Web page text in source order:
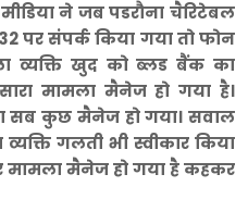
ने जब पडरौना चैरिटेबल
पर संपर्क किया गया तो फोन
व्यक्ति खुद को ब्लड बैंक का
मामला मैनेज हो गया है।
सब कुछ मैनेज हो गया। सवाल
गलती भी स्वीकार किया
मामला मैनेज हो गया है कहकर